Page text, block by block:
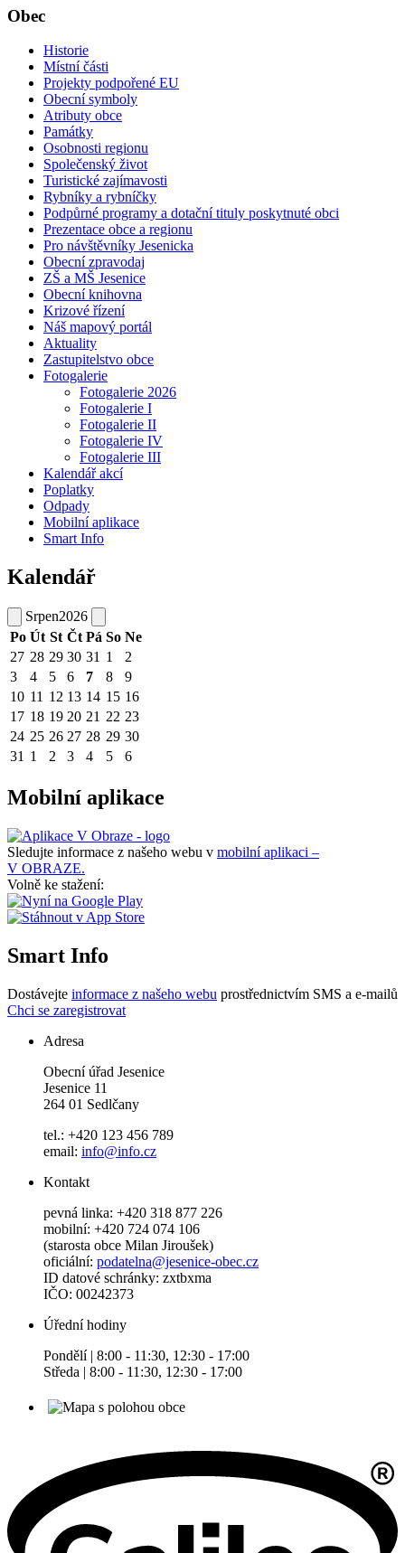
Obec
Historie
Místní části
Projekty podpořené EU
Obecní symboly
Atributy obce
Památky
Osobnosti regionu
Společenský život
Turistické zajímavosti
Rybníky a rybníčky
Podpůrné programy a dotační tituly poskytnuté obci
Prezentace obce a regionu
Pro návštěvníky Jesenicka
Obecní zpravodaj
ZŠ a MŠ Jesenice
Obecní knihovna
Krizové řízení
Náš mapový portál
Aktuality
Zastupitelstvo obce
Fotogalerie
Fotogalerie 2026
Fotogalerie I
Fotogalerie II
Fotogalerie IV
Fotogalerie III
Kalendář akcí
Poplatky
Odpady
Mobilní aplikace
Smart Info
Kalendář
Srpen2026
Po Út St Čt Pá So Ne
27 28 29 30 31 1
2
3
4 5 6 7 8
9
10 11 12 13 14 15 16
17 18 19 20 21 22 23
24 25 26 27 28 29 30
31 1 2 3 4 5 6
Mobilní aplikace
Sledujte informace z našeho webu v mobilní aplikaci –
V OBRAZE.
Volně ke stažení:
Smart Info
Dostávejte informace z našeho webu prostřednictvím SMS a e-mailů
Chci se zaregistrovat
Adresa
Obecní úřad Jesenice
Jesenice 11
264 01 Sedlčany
tel.: +420 123 456 789
email: info@info.cz
Kontakt
pevná linka: +420 318 877 226
mobilní: +420 724 074 106
(starosta obce Milan Jiroušek)
oficiální: podatelna@jesenice-obec.cz
ID datové schránky: zxtbxma
IČO: 00242373
Úřední hodiny
Pondělí | 8:00 - 11:30, 12:30 - 17:00
Středa | 8:00 - 11:30, 12:30 - 17:00